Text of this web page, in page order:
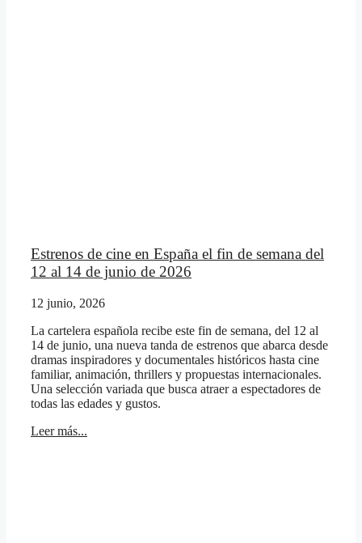
Estrenos de cine en España el fin de semana del
12 al 14 de junio de 2026
12 junio, 2026
La cartelera española recibe este fin de semana, del 12 al
14 de junio, una nueva tanda de estrenos que abarca desde
dramas inspiradores y documentales históricos hasta cine
familiar, animación, thrillers y propuestas internacionales.
Una selección variada que busca atraer a espectadores de
todas las edades y gustos.
Leer más...